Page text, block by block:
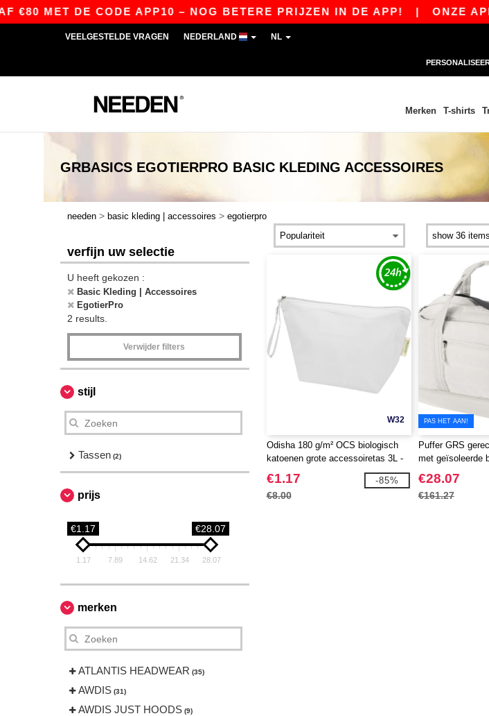
MET DE CODE APP10 – NOG BETERE PRIJZEN IN DE APP!| ONZE APP
VEELGESTELDE VRAGEN NEDERLAND NL
Merken T-shirts
GRBASICS EGOTIERPRO BASIC KLEDING ACCESSOIRES
needen > basic kleding | accessoires > egotierpro
verfijn uw selectie
U heeft gekozen :
Basic Kleding | Accessoires
EgotierPro
2 results.
Verwijder filters
stijl
Tassen (2)
prijs
€1.17 €28.07
1.17 7.89 14.62 21.34 28.07
merken
ATLANTIS HEADWEAR (35)
AWDIS (31)
AWDIS JUST HOODS (9)
W32
Odisha 180 g/m² OCS biologisch
katoenen grote accessoiretas 3L -
EgotierPro 120785
€1.17
€8.00
-85%
PAS HET AAN!
Puffer GRS
met geïsoleerde
EgotierPro 130115
€28.07
€161.27